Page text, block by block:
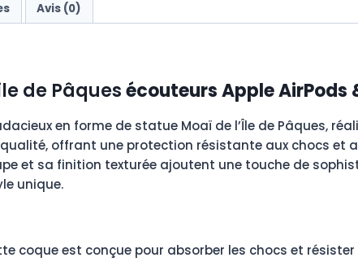
Avis (0)
de Pâquesécouteurs Apple AirPods
en forme de statue Moaï de l’Île de Pâques,
offrant une protection résistante aux chocs et
et sa finition texturée ajoutent une touche de
unique.
coque est conçue pour absorber les chocs et